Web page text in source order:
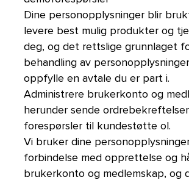
Dine personopplysninger blir
levere best mulig produkter og
deg, og det rettslige grunnlaget
behandling av
oppfylle en avtale du er part i.
Administrere brukerkonto og
herunder sende
forespørsler til kundestøtte ol.
Vi bruker dine
forbindelse med opprettelse og
brukerkonto og medlemskap, og